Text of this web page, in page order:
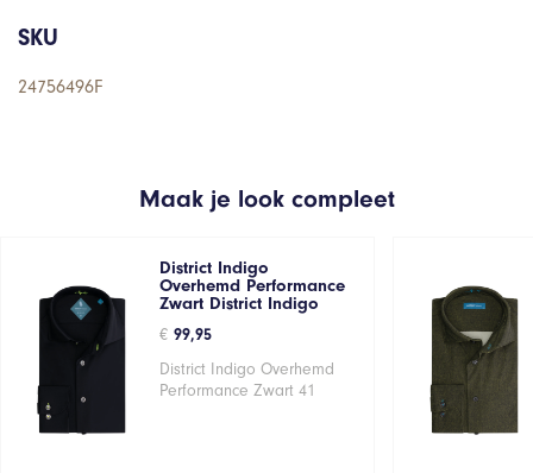
SKU
24756496F
Maak je look compleet
District Indigo
Overhemd Performance
Zwart District Indigo
€ 99,95
District Indigo Overhemd
Performance Zwart 41